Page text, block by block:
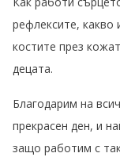
рефлексите, какво
костите през
децата.
Благодарим на
прекрасен ден, и
защо работим с